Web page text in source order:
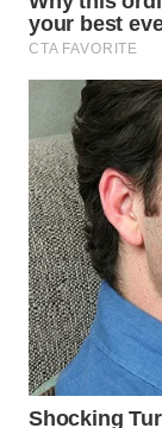
WN
TINGGI
WN
PAKPAK
WN
KARAWANG
WN
BEKASI
WN